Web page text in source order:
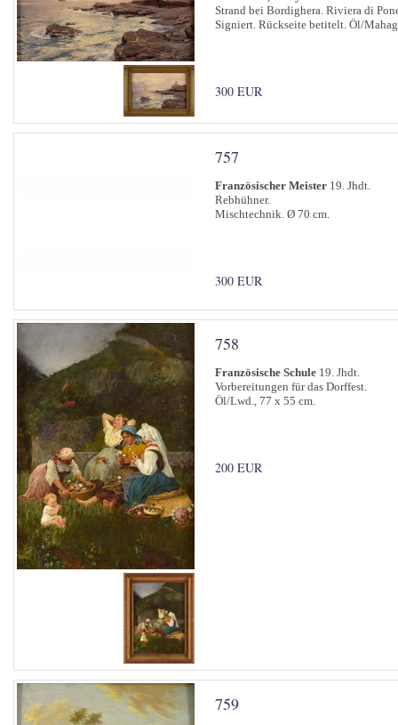
Strand bei Bordighera. Riviera di
Signiert. Rückseite betitelt. Öl/
300 EUR
757
Französischer Meister 19. Jhdt.
Rebhühner.
Mischtechnik. Ø 70 cm.
300 EUR
758
Französische Schule 19. Jhdt.
Vorbereitungen für das Dorffest.
Öl/Lwd., 77 x 55 cm.
200 EUR
759